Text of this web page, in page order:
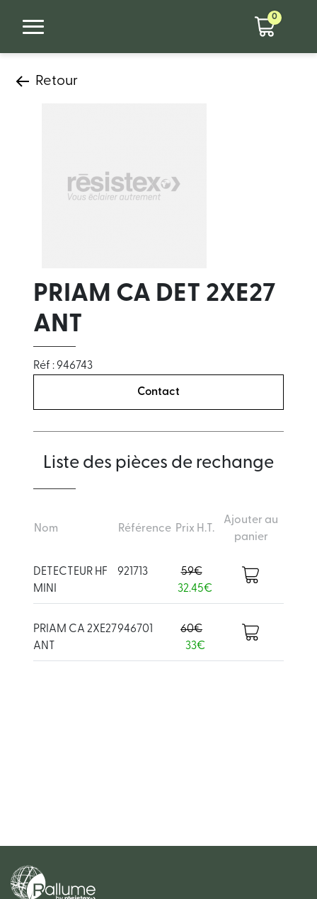
0
Retour
PRIAM CA DET 2XE27
ANT
Réf : 946743
Contact
Liste des pièces de rechange
Nom Référence Prix H.T.
Ajouter au
panier
DETECTEUR HF
MINI
921713
59€
32.45€
PRIAM CA 2XE27
ANT
946701
60€
33€